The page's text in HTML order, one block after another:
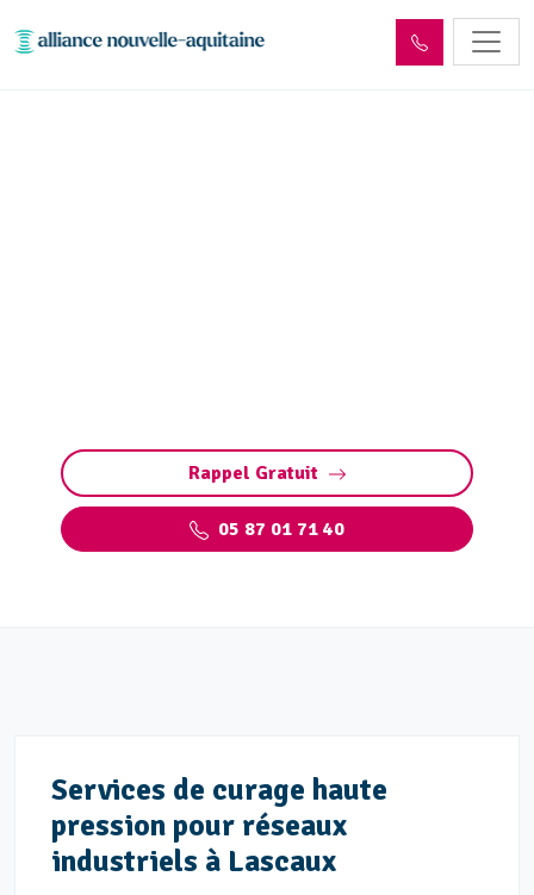
Rappel Gratuit
05 87 01 71 40
Services de curage haute
pression pour réseaux
industriels à Lascaux